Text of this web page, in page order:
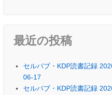
最近の投稿
セルパブ・KDP読書記録
06-17
セルパブ・KDP読書記録